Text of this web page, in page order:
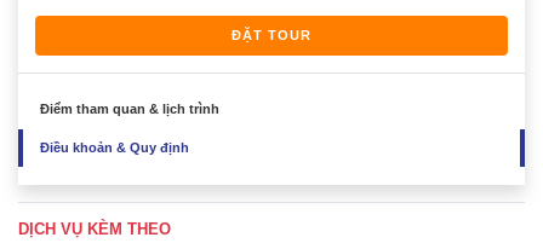
ĐẶT TOUR
Điểm tham quan & lịch trình
Điều khoản & Quy định
DỊCH VỤ KÈM THEO